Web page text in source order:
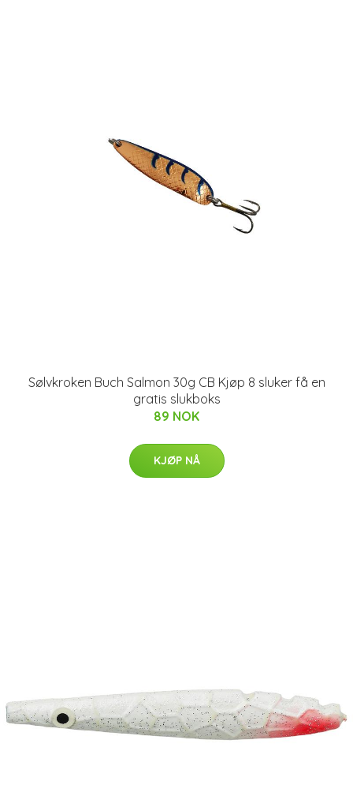
Sølvkroken Buch Salmon 30g CB Kjøp 8 sluker få en
gratis slukboks
89 NOK
KJØP NÅ